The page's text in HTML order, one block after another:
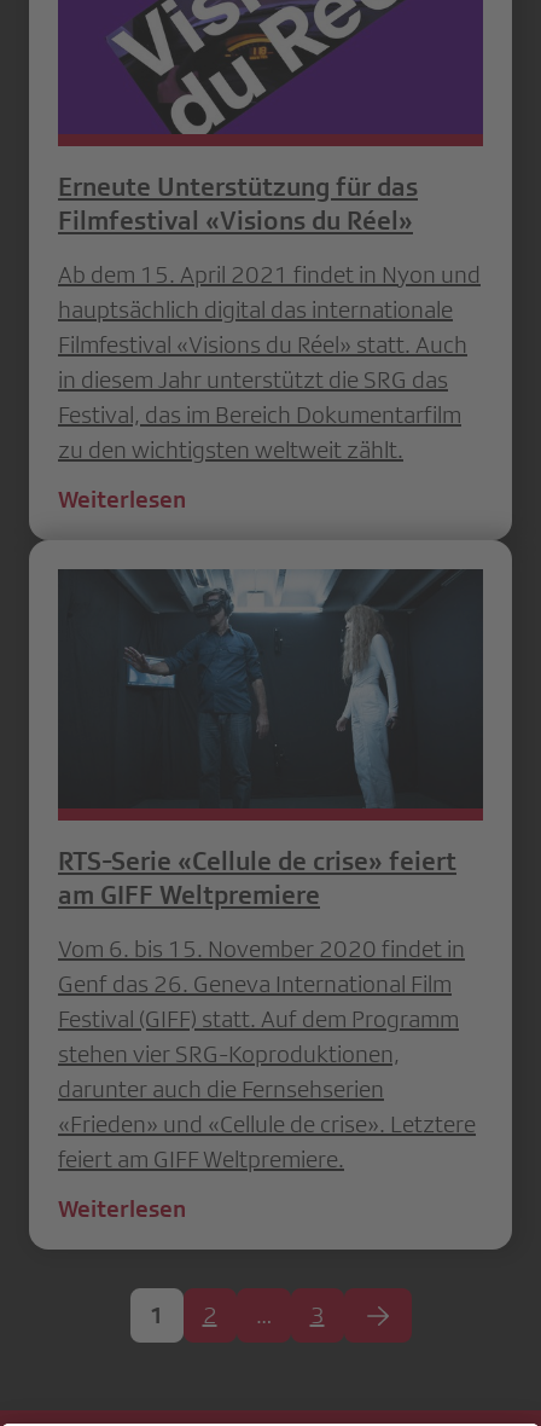
Erneute Unterstützung für das
Filmfestival «Visions du Réel»
Ab dem 15. April 2021 findet in Nyon und
hauptsächlich digital das internationale
Filmfestival «Visions du Réel» statt. Auch
in diesem Jahr unterstützt die SRG das
Festival, das im Bereich Dokumentarfilm
zu den wichtigsten weltweit zählt.
Weiterlesen
RTS-Serie «Cellule de crise» feiert
am GIFF Weltpremiere
Vom 6. bis 15. November 2020 findet in
Genf das 26. Geneva International Film
Festival (GIFF) statt. Auf dem Programm
stehen vier SRG-Koproduktionen,
darunter auch die Fernsehserien
«Frieden» und «Cellule de crise». Letztere
feiert am GIFF Weltpremiere.
Weiterlesen
1 2 … 3